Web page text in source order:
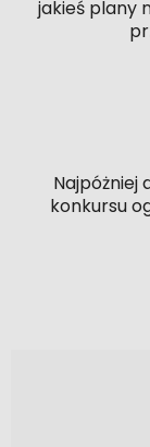
jakieś plany
Najpóżniej
konkursu